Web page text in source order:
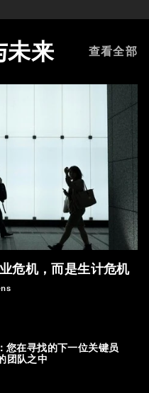
未来 查看全部
危机，而是生计危机
您在寻找的下一位关键员
团队之中